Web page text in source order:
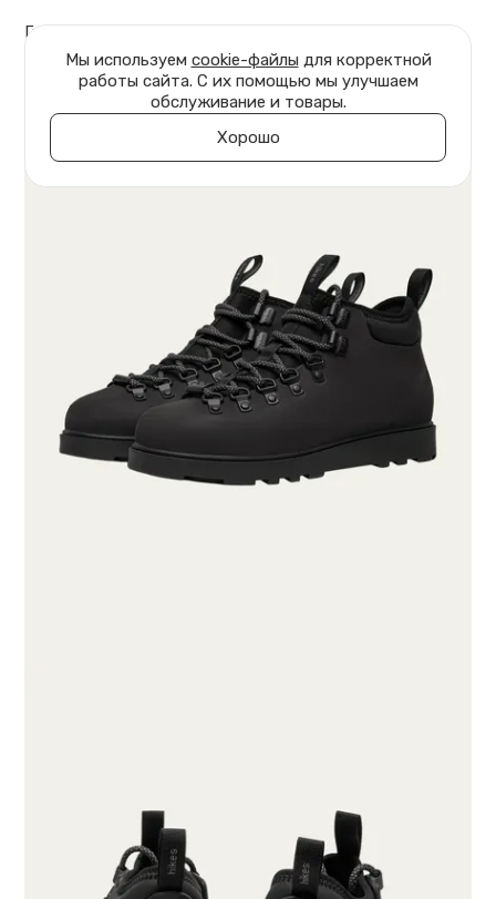
Главная Обувь Ботинки Jasper
Мы используем cookie-файлы для корректной
работы сайта. С их помощью мы улучшаем
обслуживание и товары.
Хорошо